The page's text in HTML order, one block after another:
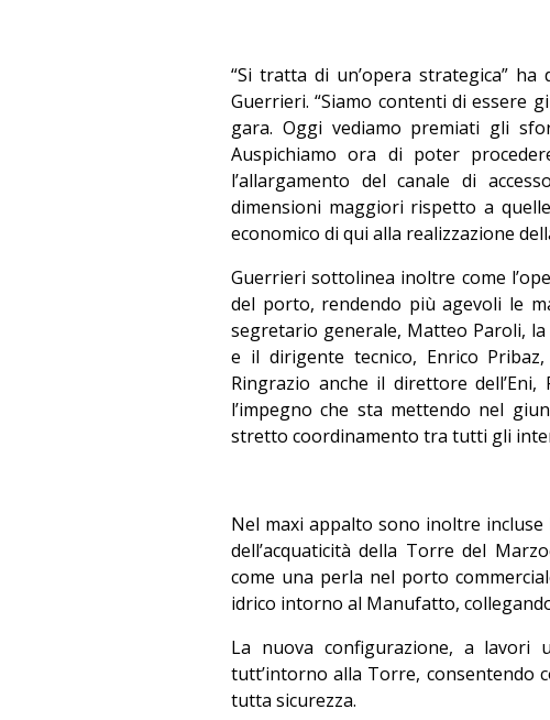
“Si tratta di un’opera strategica” ha
Guerrieri. “Siamo contenti di essere
gara. Oggi vediamo premiati gli
Auspichiamo ora di poter
l’allargamento del canale di
dimensioni maggiori rispetto a
economico di qui alla realizzazione
Guerrieri sottolinea inoltre come
del porto, rendendo più agevoli le
segretario generale, Matteo Paroli,
e il dirigente tecnico, Enrico
Ringrazio anche il direttore
l’impegno che sta mettendo nel
stretto coordinamento tra tutti gli
Nel maxi appalto sono inoltre
dell’acquaticità della Torre del
come una perla nel porto
idrico intorno al Manufatto,
La nuova configurazione, a lavori
tutt’intorno alla Torre, consentendo
tutta sicurezza.